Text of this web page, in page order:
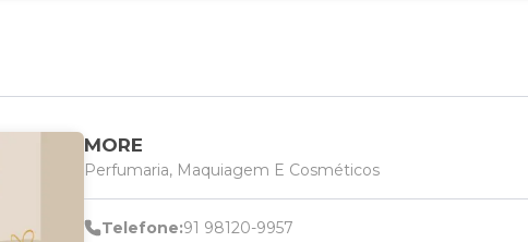
MORE
Perfumaria, Maquiagem E Cosméticos
Telefone:91 98120-9957